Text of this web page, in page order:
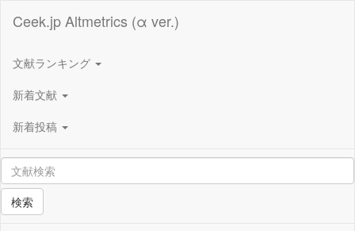
Ceek.jp Altmetrics (α ver.)
文献ランキング
新着文献
新着投稿
検索